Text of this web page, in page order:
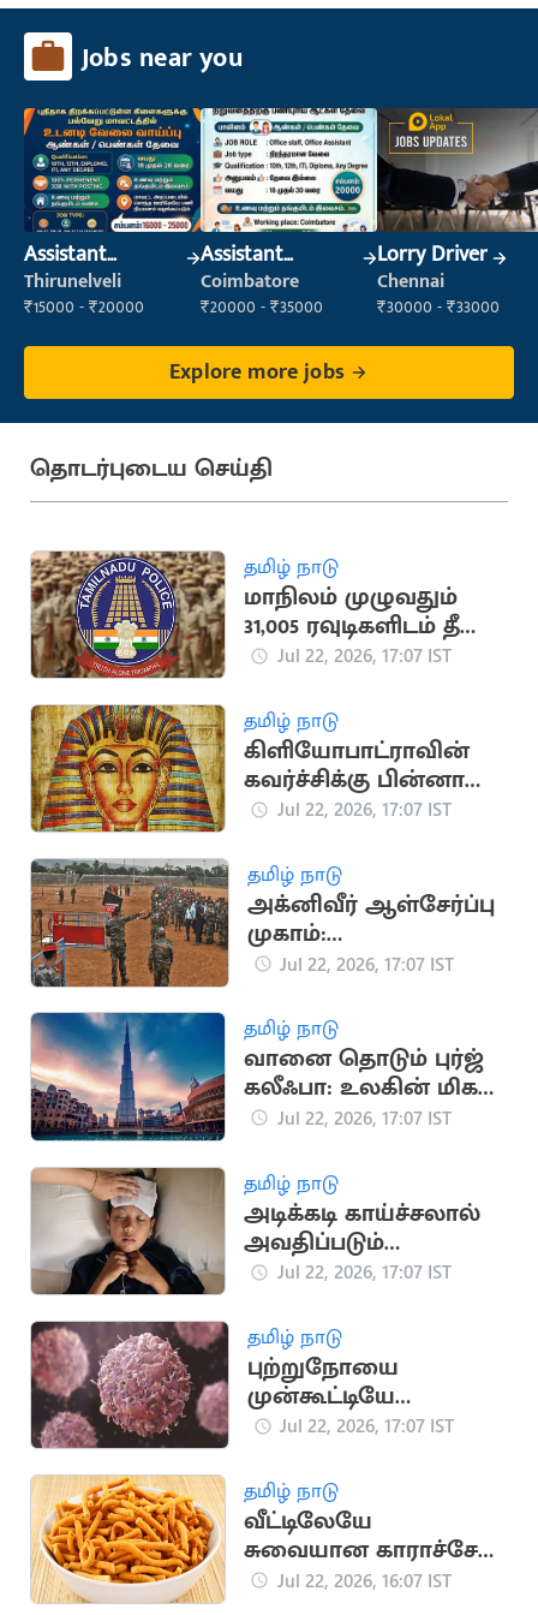
Jobs near you
Assistant
Manager
Thirunelveli
₹15000 - ₹20000
Assistant
Manager
Coimbatore
₹20000 - ₹35000
Lorry Driver
Chennai
₹30000 - ₹33000
Explore more jobs
தொடர்புடைய செய்தி
தமிழ் நாடு
மாநிலம் முழுவதும்
31,005 ரவுடிகளிடம் தீவிர
சோதனை:
அறிக்கை
Jul 22, 2026, 17:07 IST
தமிழ் நாடு
கிளியோபாட்ராவின்
கவர்ச்சிக்கு பின்னால்
உள்ள சுவாரசியமான
Jul 22, 2026, 17:07 IST
தமிழ் நாடு
அக்னிவீர் ஆள்சேர்ப்பு
முகாம்:
விண்ணப்பதாரர்களுக்
முக்கிய அறிவுறுத்தல்
Jul 22, 2026, 17:07 IST
தமிழ் நாடு
வானை தொடும் புர்ஜ்
கலீஃபா: உலகின் மிக
உயரமான கட்டிடம்
Jul 22, 2026, 17:07 IST
தமிழ் நாடு
அடிக்கடி காய்ச்சலால்
அவதிப்படும்
குழந்தைகள்: முக்கிய
Jul 22, 2026, 17:07 IST
தமிழ் நாடு
புற்றுநோயை
முன்கூட்டியே
கண்டறிய உதவும்
Jul 22, 2026, 17:07 IST
தமிழ் நாடு
வீட்டிலேயே
சுவையான காராச்சேவு
தயாரிப்பது எப்படி?
Jul 22, 2026, 16:07 IST